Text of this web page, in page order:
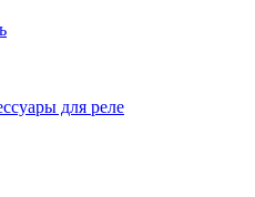
для реле